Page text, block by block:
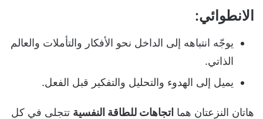
الانطوائي:
يوجّه انتباهه إلى الداخل نحو الأفكار والتأملات والعالم
الذاتي.
يميل إلى الهدوء والتحليل والتفكير قبل الفعل.
هاتان النزعتان هما اتجاهات للطاقة النفسية تتجلى في كل